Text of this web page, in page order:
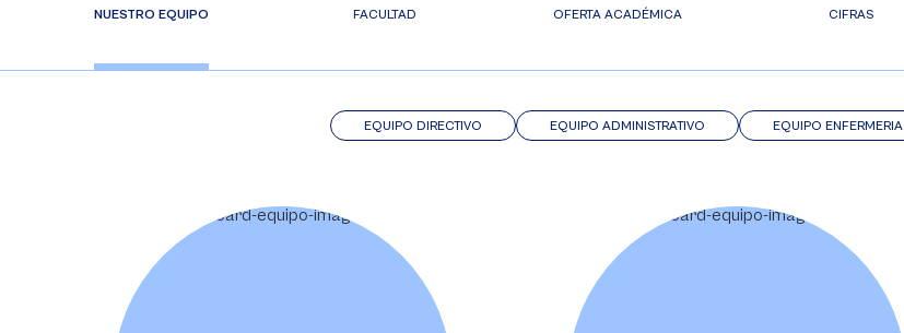
NUESTRO EQUIPO FACULTAD OFERTA ACADÉMICA CIFRAS
EQUIPO ENFERMERIA
EQUIPO ADMINISTRATIVO
EQUIPO DIRECTIVO